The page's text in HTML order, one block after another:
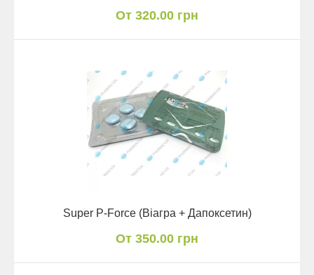
От 320.00 грн
Super P-Force (Віагра + Дапоксетин)
От 350.00 грн